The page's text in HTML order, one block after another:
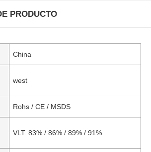
PRODUCTO
China
west
Rohs / CE / MSDS
VLT: 83% / 86% / 89% / 91%